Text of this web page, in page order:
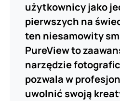
użytkownicy jako
pierwszych na
ten niesamowity
PureView to
narzędzie
pozwala w
uwolnić swoją